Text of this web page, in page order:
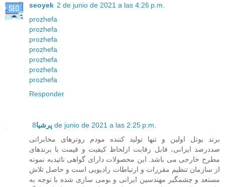
seoyek 2 de junio de 2021 a las 4:26 p.m.
prozhefa
prozhefa
prozhefa
prozhefa
prozhefa
prozhefa
prozhefa
Responder
پرشیا 8 de junio de 2021 a las 2:25 p.m.
برند یوتل اولین و تنها تولید کننده مودم روترهای مخابراتی
صددرصد ایرانی، قابل رقابت ازلحاظ کیفیت و قیمت با برندهای
مطرح خارجی می باشد. این محصولات دارای گواهی تائیدیه نمونه
از سازمان تنظیم مقررات و ارتباطات رادیویی است و حاصل تلاش
مستعد و چشمگیر مهندسین ایرانی و بومی سازی شده با توجه به